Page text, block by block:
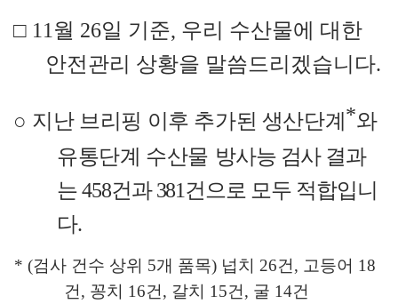
□ 11월 26일 기준, 우리 수산물에 대한
안전관리 상황을 말씀드리겠습니다.
○ 지난 브리핑 이후 추가된 생산단계 *와
유통단계 수산물 방사능 검사 결과
는458건과381건으로 모두 적합입니
다.
* (검사 건수 상위 5개 품목) 넙치 26건, 고등어 18
건, 꽁치 16건, 갈치 15건, 굴 14건